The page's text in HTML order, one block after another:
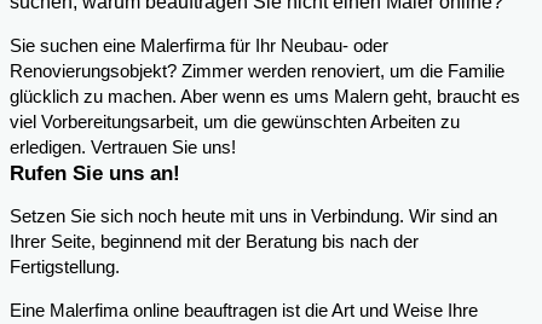
Sie suchen eine Malerfirma für Ihr Neubau- oder
Renovierungsobjekt? Zimmer werden renoviert, um die Familie
glücklich zu machen. Aber wenn es ums Malern geht, braucht es
viel Vorbereitungsarbeit, um die gewünschten Arbeiten zu
erledigen. Vertrauen Sie uns!
Rufen Sie uns an!
Setzen Sie sich noch heute mit uns in Verbindung. Wir sind an
Ihrer Seite, beginnend mit der Beratung bis nach der
Fertigstellung.
Eine Malerfima online beauftragen ist die Art und Weise Ihre